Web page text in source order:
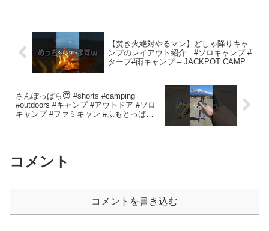
【焚き火絶対やるマン】どしゃ降りキャ
ンプのレイアウト紹介 #ソロキャンプ #
タープ#雨キャンプ – JACKPOT CAMP
さんぽっぱら😇 #shorts #camping
#outdoors #キャンプ #アウトドア #ソロ
キャンプ #ファミキャン #ふもとっぱら
コメント
コメントを書き込む